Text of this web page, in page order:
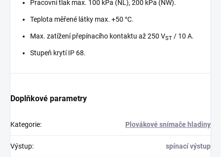
Pracovní tlak max. 100 kPa (NL), 200 kPa (NW).
Teplota měřené látky max. +50 °C.
Max. zatížení přepínacího kontaktu až 250 VST / 10 A.
Stupeň krytí IP 68.
Doplňkové parametry
Kategorie: Plovákové snímače hladiny
Výstup: spínací výstup